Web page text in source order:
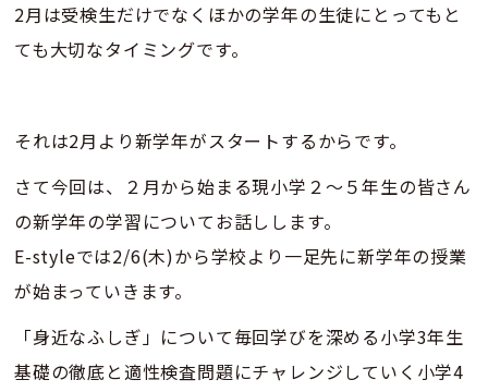
2月は受検生だけでなくほかの学年の生徒にとってもと
ても大切なタイミングです。
それは2月より新学年がスタートするからです。
さて今回は、２月から始まる現小学２～５年生の皆さん
の新学年の学習についてお話しします。
E-styleでは2/6(木)から学校より一足先に新学年の授業
が始まっていきます。
「身近なふしぎ」について毎回学びを深める小学3年生
基礎の徹底と適性検査問題にチャレンジしていく小学4